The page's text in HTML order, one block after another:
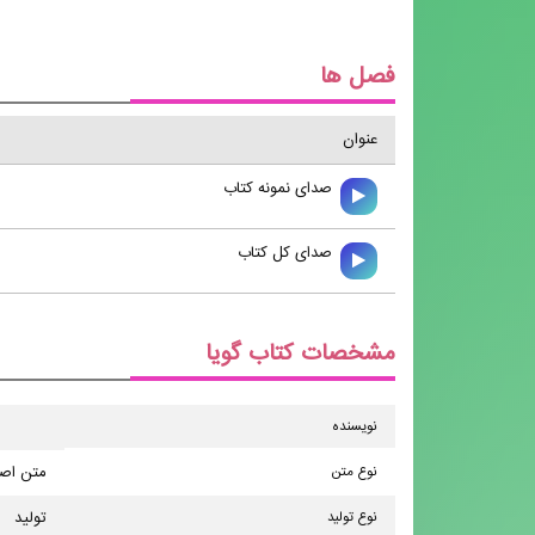
فصل ها
عنوان
صدای نمونه کتاب
صدای کل کتاب
مشخصات کتاب گویا
نویسنده
نوع متن
متن
نوع تولید تولید